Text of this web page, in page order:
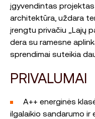
įgyvendintas
architektūra, uždara
įrengtu privačiu „Lajų
dera su ramesne
sprendimai suteikia
PRIVALUMAI
A++ energinės
ilgalaikio sandarumo ir